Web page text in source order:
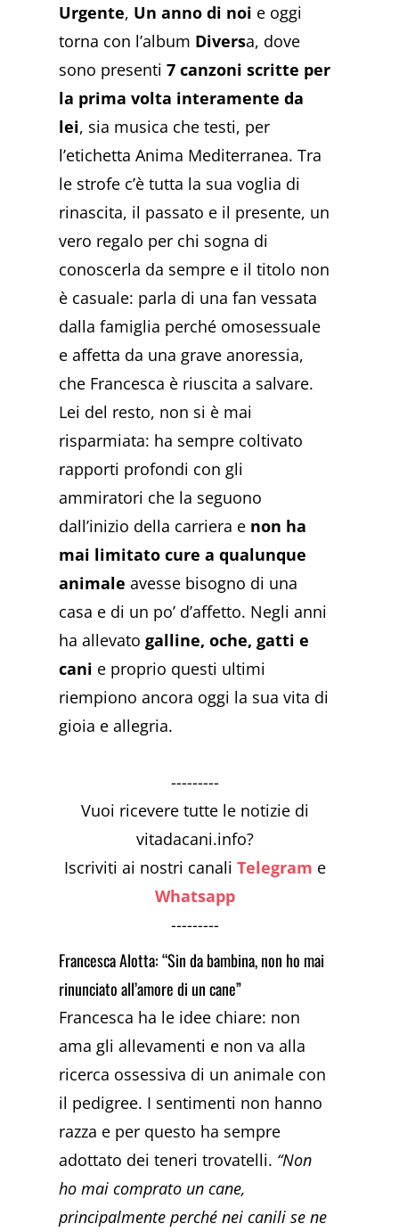
Urgente, Un anno di noi e oggi
torna con l’album Diversa, dove
sono presenti7 canzoni scritte per
la prima volta interamente da
lei, sia musica che testi, per
l’etichetta Anima Mediterranea. Tra
le strofe c’è tutta la sua voglia di
rinascita, il passato e il presente, un
vero regalo per chi sogna di
conoscerla da sempre e il titolo non
è casuale: parla di una fan vessata
dalla famiglia perché omosessuale
e affetta da una grave anoressia,
che Francesca è riuscita a salvare.
Lei del resto, non si è mai
risparmiata: ha sempre coltivato
rapporti profondi con gli
ammiratori che la seguono
dall’inizio della carriera e non ha
mai limitato cure a qualunque
animale avesse bisogno di una
casa e di un po’ d’affetto. Negli anni
ha allevatogalline, oche, gatti e
cani e proprio questi ultimi
riempiono ancora oggi la sua vita di
gioia e allegria.
---------
Vuoi ricevere tutte le notizie di
vitadacani.info?
Iscriviti ai nostri canaliTelegram e
Whatsapp
---------
Francesca Alotta: “Sin da bambina, non ho mai
rinunciato all’amore di un cane”
Francesca ha le idee chiare: non
ama gli allevamenti e non va alla
ricerca ossessiva di un animale con
il pedigree. I sentimenti non hanno
razza e per questo ha sempre
adottato dei teneri trovatelli. “Non
ho mai comprato un cane,
principalmente perché nei canili se ne